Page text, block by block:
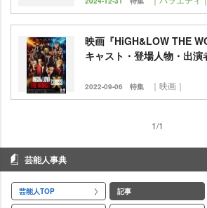
映画『HiGH&LOW THE
キャスト・登場人物・出演
2022-09-06 特集 ｜映画｜
1/1
芸能人事典
芸能人TOP 記事